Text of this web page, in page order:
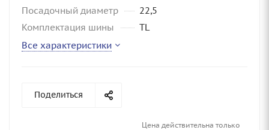
Посадочный диаметр
22,5
Комплектация шины
TL
Все характеристики
Поделиться
Цена действительна только